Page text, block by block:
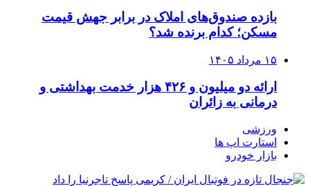
بازده صندوق‌های املاک در برابر جهش قیمت
مسکن؛ کدام برنده شد؟
۱۵ مرداد ۱۴۰۵
ارائه دو میلیون و ۴۲۶ هزار خدمت بهداشتی و
درمانی به زائران
ورزشی
استارت اپ ها
بازار خودرو